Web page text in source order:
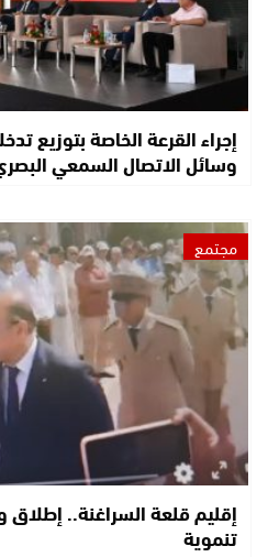
إجراء القرعة الخاصة بتوزيع
وسائل الاتصال السمعي
مجتمع
إقليم قلعة السراغنة..
تنموية